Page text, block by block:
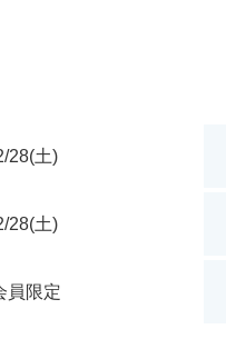
28(土)
28(土)
員限定